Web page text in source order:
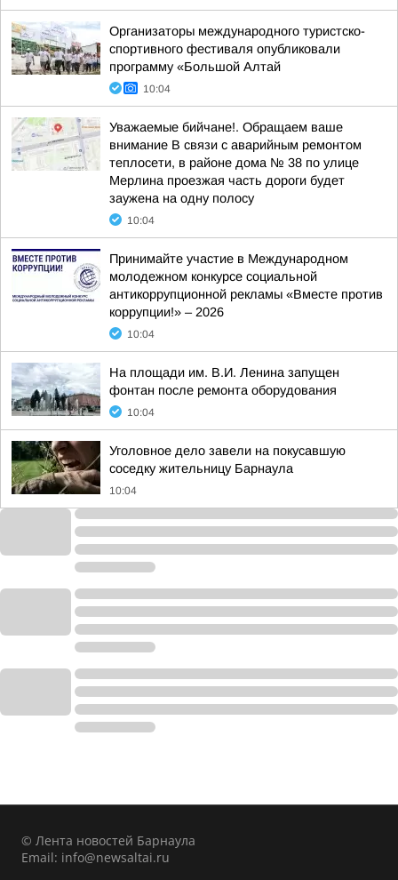
Организаторы международного туристско-
спортивного фестиваля опубликовали
программу «Большой Алтай
10:04
Уважаемые бийчане!. Обращаем ваше
внимание В связи с аварийным ремонтом
теплосети, в районе дома № 38 по улице
Мерлина проезжая часть дороги будет
заужена на одну полосу
10:04
Принимайте участие в Международном
молодежном конкурсе социальной
антикоррупционной рекламы «Вместе против
коррупции!» – 2026
10:04
На площади им. В.И. Ленина запущен
фонтан после ремонта оборудования
10:04
Уголовное дело завели на покусавшую
соседку жительницу Барнаула
10:04
© Лента новостей Барнаула
Email: info@newsaltai.ru